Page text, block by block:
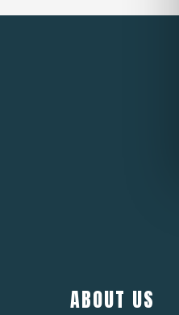
ABOUT US